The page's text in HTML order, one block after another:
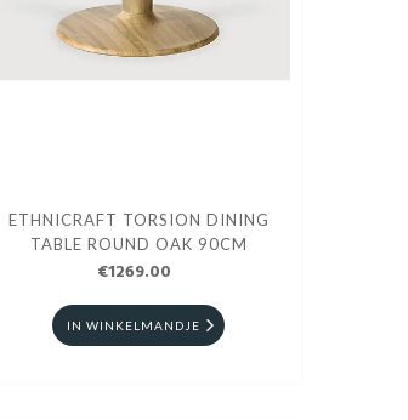
ETHNICRAFT TORSION DINING
TABLE ROUND OAK 90CM
€1269.00
IN WINKELMANDJE